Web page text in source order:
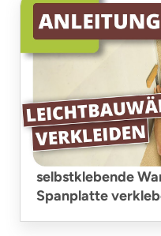
selbstklebende
Spanplatte